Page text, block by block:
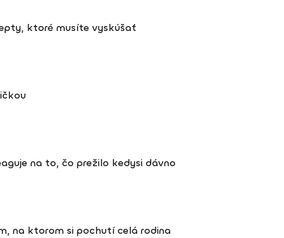
ktoré musíte vyskúšať
na to, čo prežilo kedysi dávno
na ktorom si pochutí celá rodina